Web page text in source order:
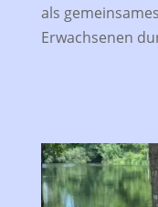
als
Erwachsenen